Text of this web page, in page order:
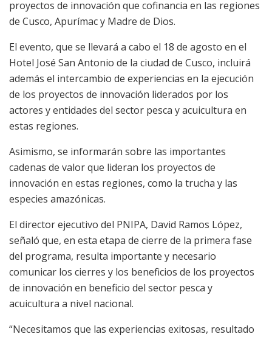
proyectos de innovación que cofinancia en las regiones
de Cusco, Apurímac y Madre de Dios.
El evento, que se llevará a cabo el 18 de agosto en el
Hotel José San Antonio de la ciudad de Cusco, incluirá
además el intercambio de experiencias en la ejecución
de los proyectos de innovación liderados por los
actores y entidades del sector pesca y acuicultura en
estas regiones.
Asimismo, se informarán sobre las importantes
cadenas de valor que lideran los proyectos de
innovación en estas regiones, como la trucha y las
especies amazónicas.
El director ejecutivo del PNIPA, David Ramos López,
señaló que, en esta etapa de cierre de la primera fase
del programa, resulta importante y necesario
comunicar los cierres y los beneficios de los proyectos
de innovación en beneficio del sector pesca y
acuicultura a nivel nacional.
“Necesitamos que las experiencias exitosas, resultado